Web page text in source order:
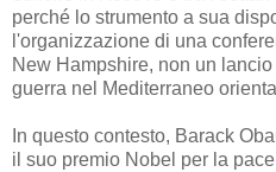
perché lo strumento a sua
l'organizzazione di una
New Hampshire, non un
guerra nel Mediterraneo
In questo contesto, Barack
il suo premio Nobel per la